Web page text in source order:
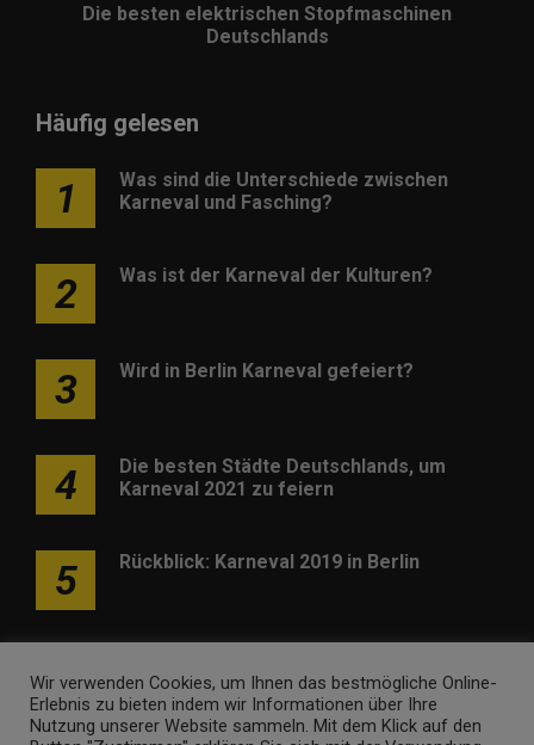
Die besten elektrischen Stopfmaschinen
Deutschlands
Häufig gelesen
1
Was sind die Unterschiede zwischen
Karneval und Fasching?
2 Was ist der Karneval der Kulturen?
3 Wird in Berlin Karneval gefeiert?
4
Die besten Städte Deutschlands, um
Karneval 2021 zu feiern
5 Rückblick: Karneval 2019 in Berlin
Wir verwenden Cookies, um Ihnen das bestmögliche Online-
Erlebnis zu bieten indem wir Informationen über Ihre
Nutzung unserer Website sammeln. Mit dem Klick auf den